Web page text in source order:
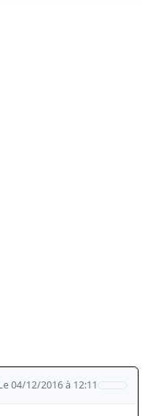
04/12/2016 à 12:11